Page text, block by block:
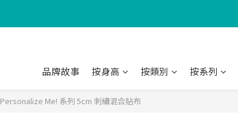
品牌故事 按身高 按類別 按系列
Personalize Me! 系列 5cm 刺繡混合貼布